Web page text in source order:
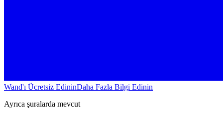
Wand'ı Ücretsiz EdininDaha Fazla Bilgi Edinin
Ayrıca şuralarda mevcut